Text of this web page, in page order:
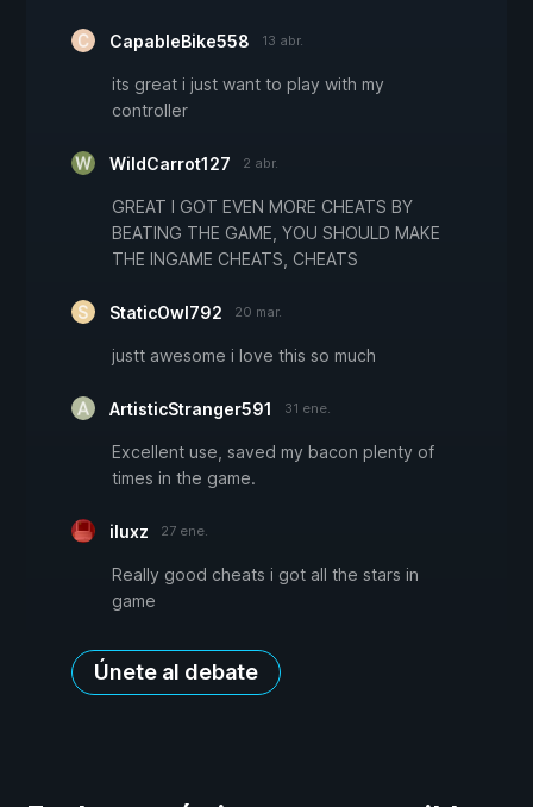
CapableBike558 13 abr.
its great i just want to play with my
controller
WildCarrot127 2 abr.
GREAT I GOT EVEN MORE CHEATS BY
BEATING THE GAME, YOU SHOULD MAKE
THE INGAME CHEATS, CHEATS
StaticOwl792 20 mar.
justt awesome i love this so much
ArtisticStranger591 31 ene.
Excellent use, saved my bacon plenty of
times in the game.
iluxz 27 ene.
Really good cheats i got all the stars in
game
Únete al debate